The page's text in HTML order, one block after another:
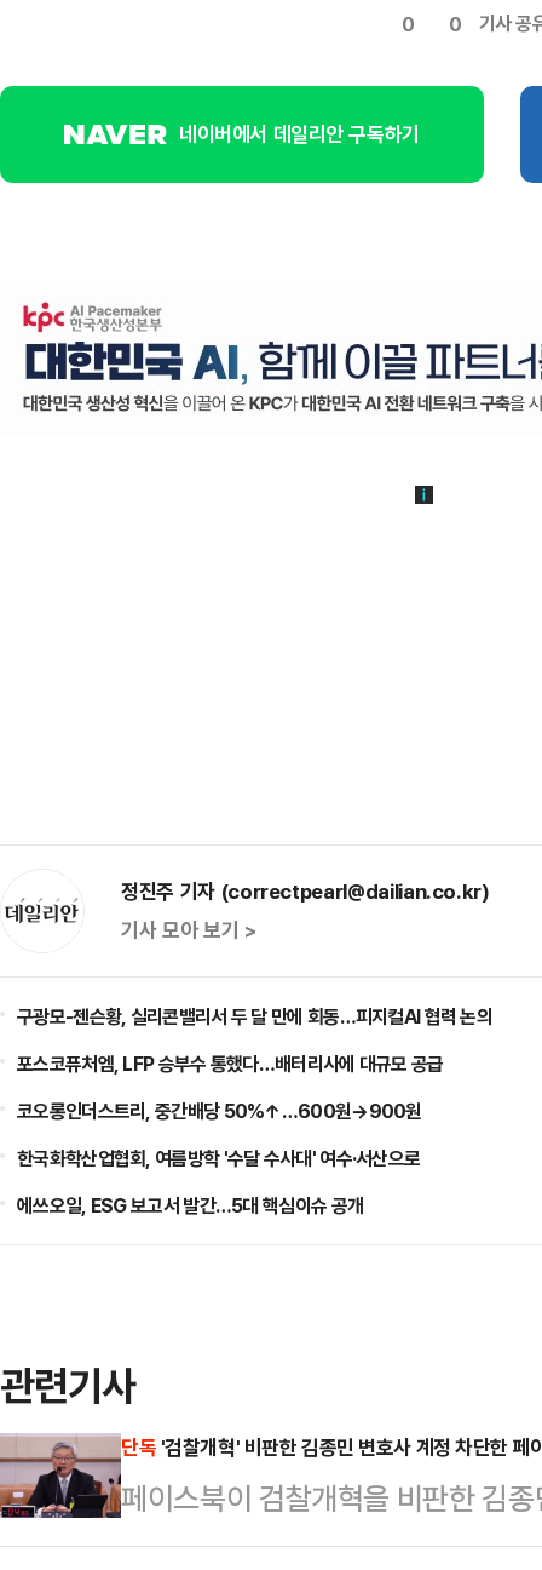
0 0 기사 공
네이버에서 데일리안 구독하기
정진주 기자 (correctpearl@dailian.co.kr)
기사 모아 보기 >
구광모-젠슨황, 실리콘밸리서 두 달 만에 회동…피지컬AI 협력 논의
포스코퓨처엠, LFP 승부수 통했다…배터리사에 대규모 공급
코오롱인더스트리, 중간배당 50%↑…600원→900원
한국화학산업협회, 여름방학 '수달 수사대' 여수·서산으로
에쓰오일, ESG 보고서 발간…5대 핵심이슈 공개
관련기사
단독 '검찰개혁' 비판한 김종민 변호사 계정 차단한
페이스북이 검찰개혁을 비판한 김
열 논란이 커지는 가운데, 김 변호